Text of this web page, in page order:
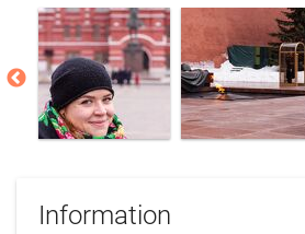
Information